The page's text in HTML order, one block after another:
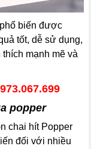
biến được
tốt, dễ sử dụng,
mạnh mẽ và
popper
chai hít Popper
đối với nhiều